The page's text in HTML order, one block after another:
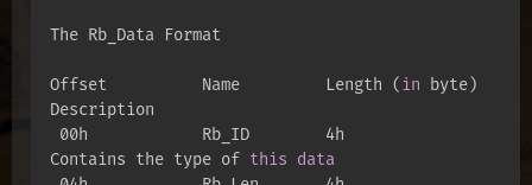
The Rb_Data Format
Offset          Name         Length (in byte)
Description
Contains the type of this data